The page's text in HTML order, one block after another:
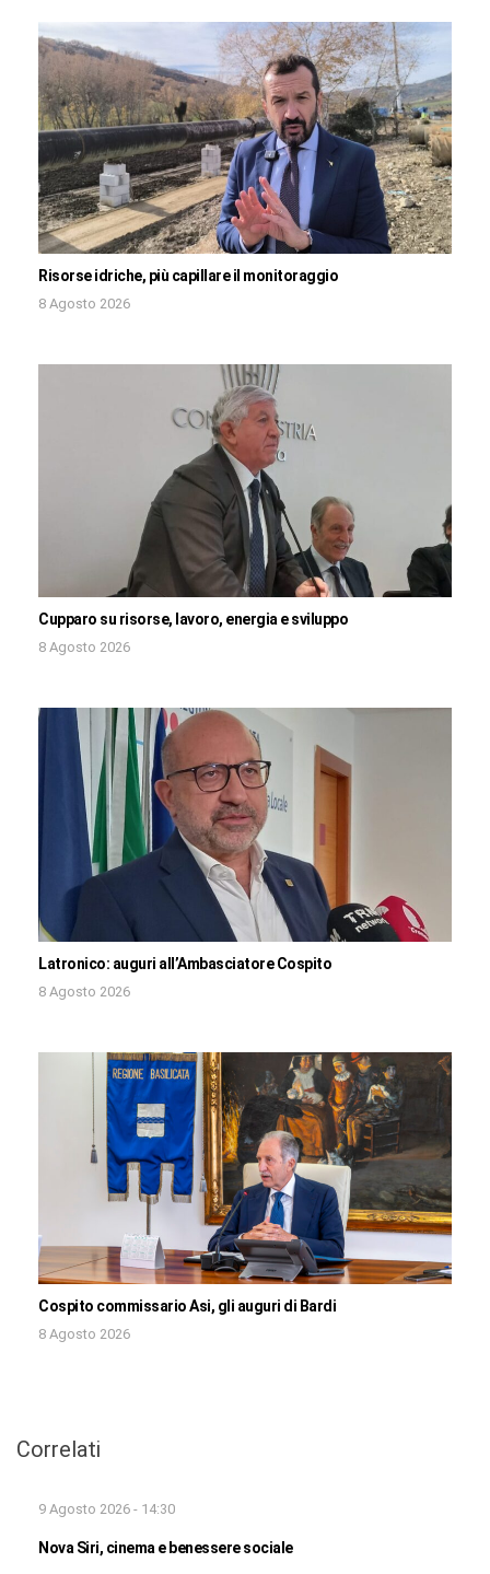
Risorse idriche, più capillare il monitoraggio
8 Agosto 2026
Cupparo su risorse, lavoro, energia e sviluppo
8 Agosto 2026
Latronico: auguri all’Ambasciatore Cospito
8 Agosto 2026
Cospito commissario Asi, gli auguri di Bardi
8 Agosto 2026
Correlati
9 Agosto 2026 - 14:30
Nova Siri, cinema e benessere sociale